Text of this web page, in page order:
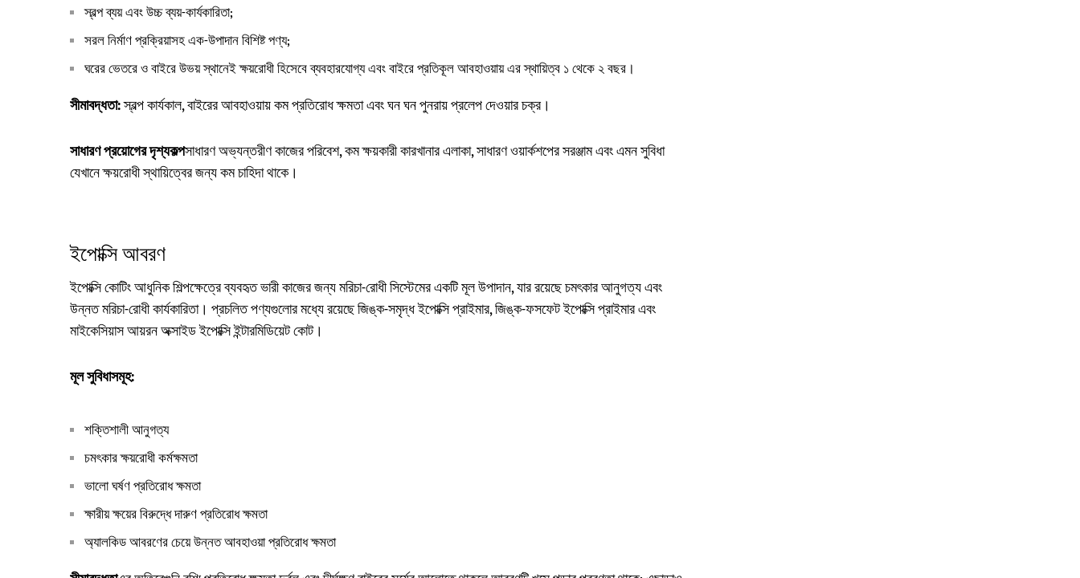
স্বল্প ব্যয় এবং উচ্চ ব্যয়-কার্যকারিতা;
সরল নির্মাণ প্রক্রিয়াসহ এক-উপাদান বিশিষ্ট পণ্য;
ঘরের ভেতরে ও বাইরে উভয় স্থানেই ক্ষয়রোধী হিসেবে ব্যবহারযোগ্য এবং বাইরে প্রতিকূল আবহাওয়ায় এর স্থায়িত্ব ১ থেকে ২ বছর।
সীমাবদ্ধতা:স্বল্প কার্যকাল, বাইরের আবহাওয়ায় কম প্রতিরোধ ক্ষমতা এবং ঘন ঘন পুনরায় প্রলেপ দেওয়ার চক্র।
সাধারণ প্রয়োগের দৃশ্যকল্পসাধারণ অভ্যন্তরীণ কাজের পরিবেশ, কম ক্ষয়কারী কারখানার এলাকা, সাধারণ ওয়ার্কশপের সরঞ্জাম এবং এমন সুবিধা
যেখানে ক্ষয়রোধী স্থায়িত্বের জন্য কম চাহিদা থাকে।
ইপোক্সি আবরণ
ইপোক্সি কোটিং আধুনিক শিল্পক্ষেত্রে ব্যবহৃত ভারী কাজের জন্য মরিচা-রোধী সিস্টেমের একটি মূল উপাদান, যার রয়েছে চমৎকার আনুগত্য এবং
উন্নত মরিচা-রোধী কার্যকারিতা। প্রচলিত পণ্যগুলোর মধ্যে রয়েছে জিঙ্ক-সমৃদ্ধ ইপোক্সি প্রাইমার, জিঙ্ক-ফসফেট ইপোক্সি প্রাইমার এবং
মাইকেসিয়াস আয়রন অক্সাইড ইপোক্সি ইন্টারমিডিয়েট কোট।
মূল সুবিধাসমূহ:
শক্তিশালী আনুগত্য
চমৎকার ক্ষয়রোধী কর্মক্ষমতা
ভালো ঘর্ষণ প্রতিরোধ ক্ষমতা
ক্ষারীয় ক্ষয়ের বিরুদ্ধে দারুণ প্রতিরোধ ক্ষমতা
অ্যালকিড আবরণের চেয়ে উন্নত আবহাওয়া প্রতিরোধ ক্ষমতা